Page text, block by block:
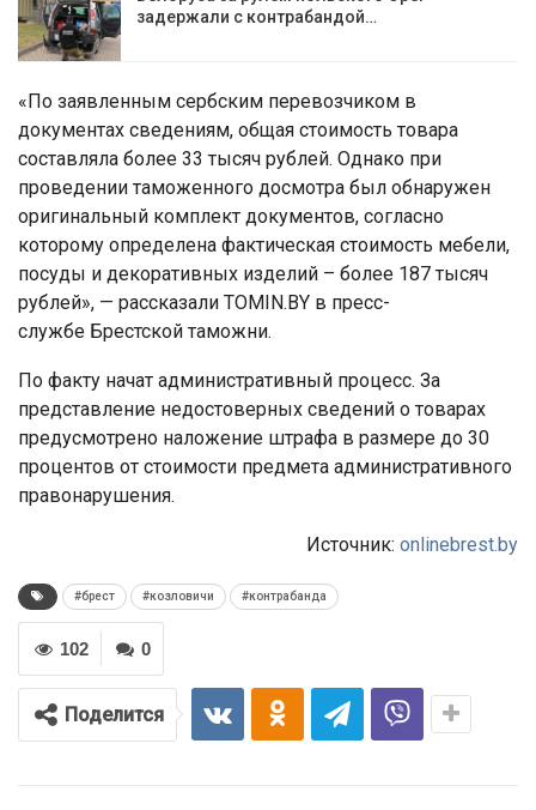
задержали с контрабандой…
«По заявленным сербским перевозчиком в
документах сведениям, общая стоимость товара
составляла более 33 тысяч рублей. Однако при
проведении таможенного досмотра был обнаружен
оригинальный комплект документов, согласно
которому определена фактическая стоимость мебели,
посуды и декоративных изделий – более 187 тысяч
рублей», — рассказали TOMIN.BY в пресс-
службе Брестской таможни.
По факту начат административный процесс. За
представление недостоверных сведений о товарах
предусмотрено наложение штрафа в размере до 30
процентов от стоимости предмета административного
правонарушения.
Источник: onlinebrest.by
#брест #козловичи #контрабанда
0
102
Поделится